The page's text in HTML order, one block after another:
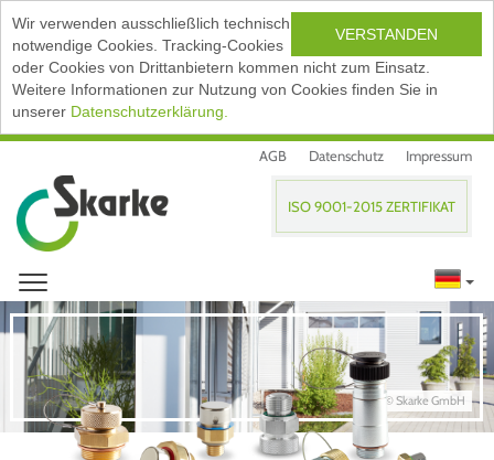
VERSTANDEN
Wir verwenden ausschließlich technisch
notwendige Cookies. Tracking-Cookies
oder Cookies von Drittanbietern kommen nicht zum Einsatz.
Weitere Informationen zur Nutzung von Cookies finden Sie in
unserer Datenschutzerklärung.
AGB Datenschutz Impressum
ISO 9001-2015 ZERTIFIKAT
© Skarke GmbH